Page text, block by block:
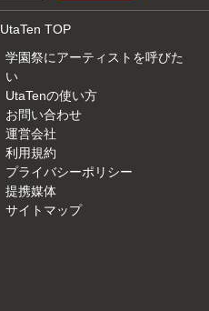
UtaTen TOP
学園祭にアーティストを呼びた
い
UtaTenの使い方
お問い合わせ
運営会社
利用規約
プライバシーポリシー
提携媒体
サイトマップ